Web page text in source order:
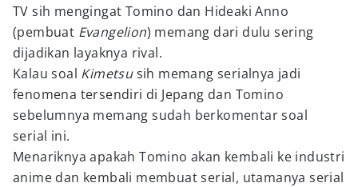
TV sih mengingat Tomino dan Hideaki Anno
(pembuat Evangelion) memang dari dulu sering
dijadikan layaknya rival.
Kalau soal Kimetsusih memang serialnya jadi
fenomena tersendiri di Jepang dan Tomino
sebelumnya memang sudah berkomentar soal
serial ini.
Menariknya apakah Tomino akan kembali ke industri
anime dan kembali membuat serial, utamanya serial